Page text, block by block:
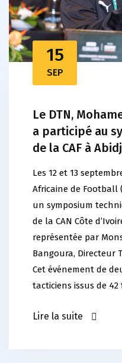
15
SEP
Le DTN,
a participé au
de la CAF à
Les 12 et 13
Africaine de Football
un symposium
de la CAN Côte
représentée par
Bangoura, Directeur
Cet événement de
tacticiens issus de
Lire la suite